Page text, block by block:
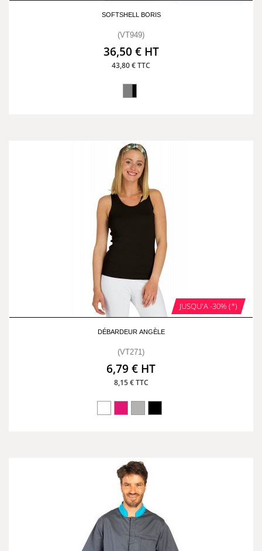
SOFTSHELL BORIS
(VT949)
36,50 € HT
43,80 € TTC
JUSQU'A -30% (*)
DÉBARDEUR ANGÈLE
(VT271)
6,79 € HT
8,15 € TTC